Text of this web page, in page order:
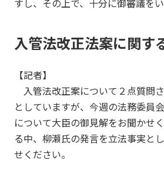
すし、その上で、十分に御審議を
入管法改正法案に関す
【記者】
入管法改正案について２点質問
としていますが、今週の法務委員
について大臣の御見解をお聞かせ
る中、柳瀬氏の発言を立法事実と
せください。